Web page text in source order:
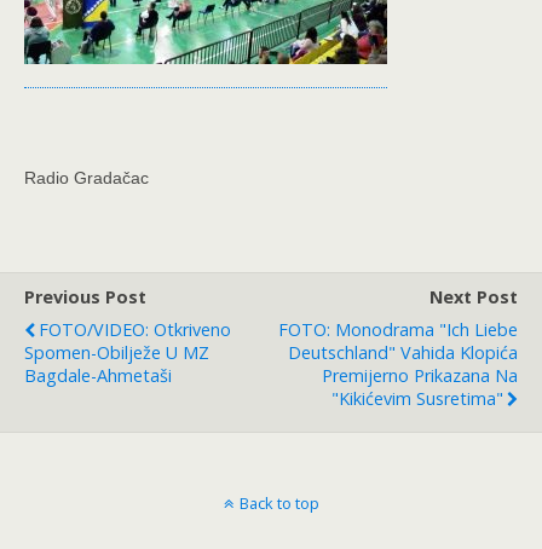
Radio Gradačac
Previous Post
FOTO/VIDEO: Otkriveno
Spomen-Obilježe U MZ
Bagdale-Ahmetaši
Next Post
FOTO: Monodrama "Ich Liebe
Deutschland" Vahida Klopića
Premijerno Prikazana Na
"Kikićevim Susretima"
Back to top